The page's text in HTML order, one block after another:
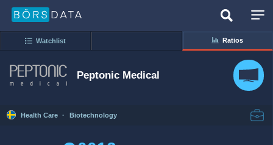
Watchlist Ratios
Peptonic Medical
Health Care · Biotechnology